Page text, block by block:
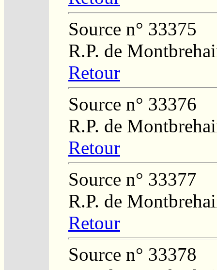
Source n° 33375
R.P. de
Retour
Source n° 33376
R.P. de
Retour
Source n° 33377
R.P. de
Retour
Source n° 33378